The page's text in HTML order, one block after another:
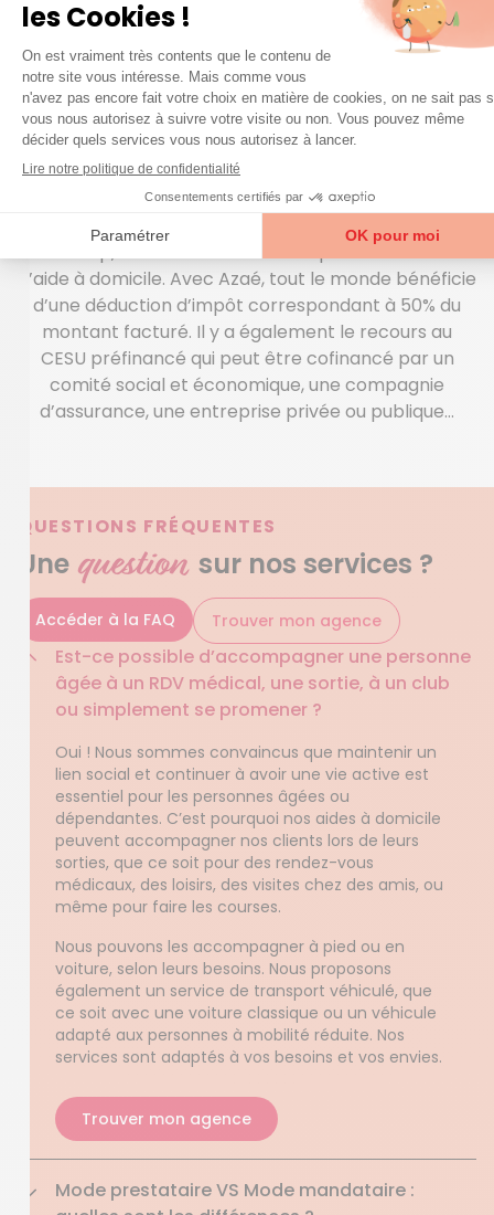
Lorsque l’on évoque tout ce qui relève de l’aide à
domicile à Grenay (Pas-de-Calais), il y a beaucoup
de sujets à aborder. Cette expression englobe de
nombreux métiers, notamment les aides
ménagères, les aides aux personnes âgées, les
dames de compagnie… Pour les séniors, faire appel à
une aide à domicile est souvent la condition pour
rester habiter chez soi. Vous disposez de moyens
réduits ? Pour les personnes âgées ou en situation de
handicap, diverses aides existent pour les services
d’aide à domicile. Avec Azaé, tout le monde bénéficie
d’une déduction d’impôt correspondant à 50% du
montant facturé. Il y a également le recours au
CESU préfinancé qui peut être cofinancé par un
comité social et économique, une compagnie
d’assurance, une entreprise privée ou publique…
QUESTIONS FRÉQUENTES
Une question sur nos services ?
Accéder à la FAQ Trouver mon agence
Est-ce possible d’accompagner une personne
âgée à un RDV médical, une sortie, à un club
ou simplement se promener ?
Oui ! Nous sommes convaincus que maintenir un
lien social et continuer à avoir une vie active est
essentiel pour les personnes âgées ou
dépendantes. C’est pourquoi nos aides à domicile
peuvent accompagner nos clients lors de leurs
sorties, que ce soit pour des rendez-vous
médicaux, des loisirs, des visites chez des amis, ou
même pour faire les courses.
Nous pouvons les accompagner à pied ou en
voiture, selon leurs besoins. Nous proposons
également un service de transport véhiculé, que
ce soit avec une voiture classique ou un véhicule
adapté aux personnes à mobilité réduite. Nos
services sont adaptés à vos besoins et vos envies.
Trouver mon agence
Mode prestataire VS Mode mandataire :